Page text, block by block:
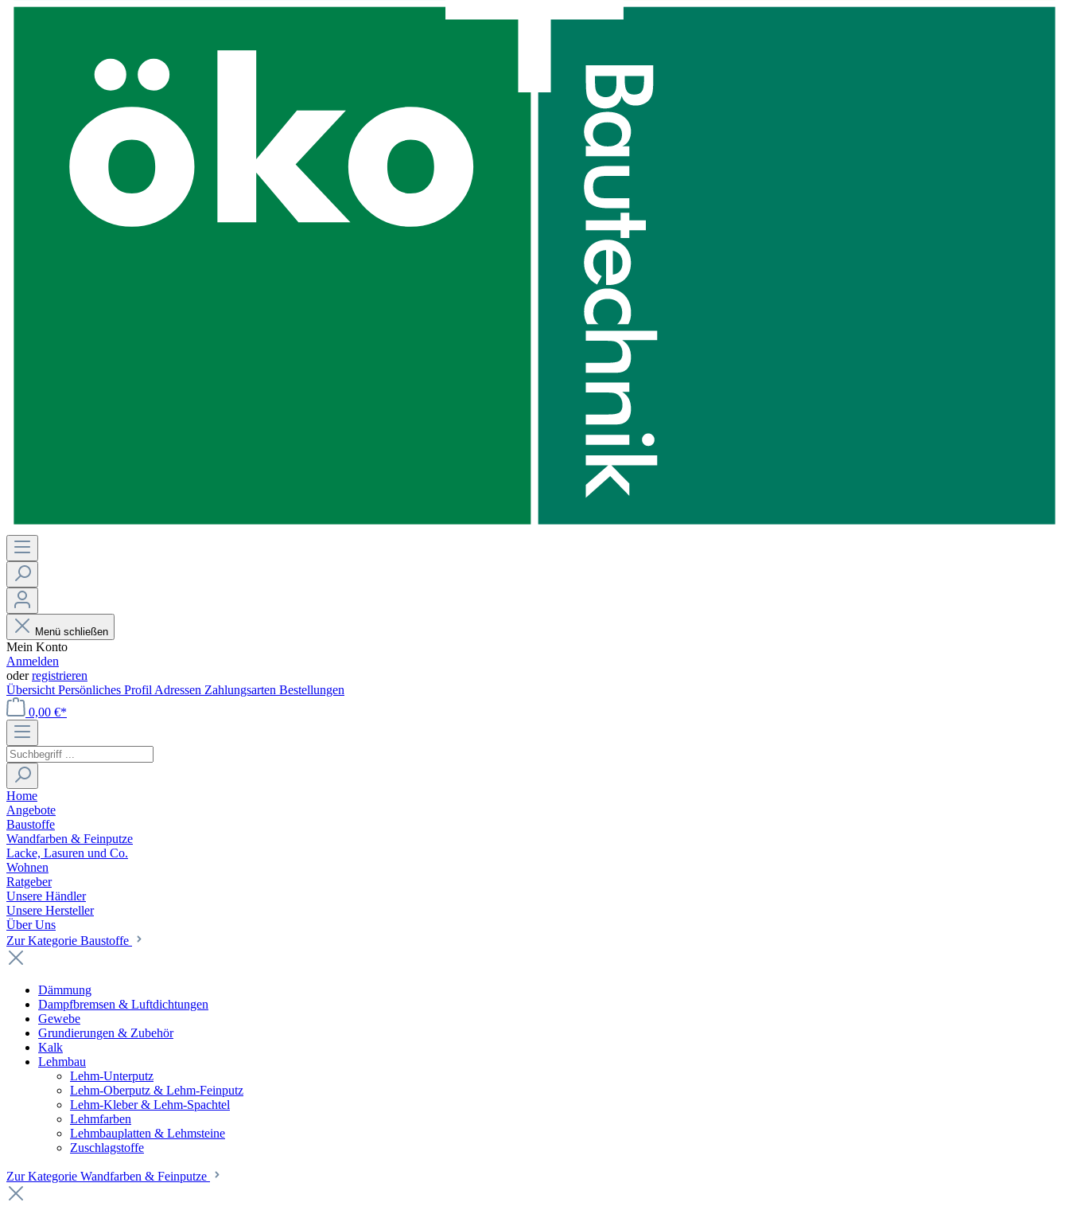
Menü schließen
Mein Konto
Anmelden
oderregistrieren
Übersicht Persönliches Profil Adressen Zahlungsarten Bestellungen
0,00 €*
Home
Angebote
Baustoffe
Wandfarben & Feinputze
Lacke, Lasuren und Co.
Wohnen
Ratgeber
Unsere Händler
Unsere Hersteller
Über Uns
Zur Kategorie Baustoffe
Dämmung
Dampfbremsen & Luftdichtungen
Gewebe
Grundierungen & Zubehör
Kalk
Lehmbau
Lehm-Unterputz
Lehm-Oberputz & Lehm-Feinputz
Lehm-Kleber & Lehm-Spachtel
Lehmfarben
Lehmbauplatten & Lehmsteine
Zuschlagstoffe
Zur Kategorie Wandfarben & Feinputze